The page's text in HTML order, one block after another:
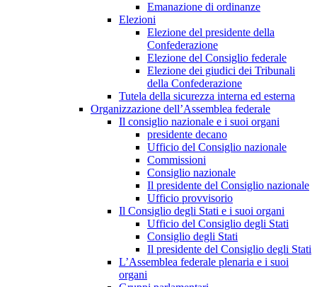
Emanazione di ordinanze
Elezioni
Elezione del presidente della
Confederazione
Elezione del Consiglio federale
Elezione dei giudici dei Tribunali
della Confederazione
Tutela della sicurezza interna ed esterna
Organizzazione dell’Assemblea federale
Il consiglio nazionale e i suoi organi
presidente decano
Ufficio del Consiglio nazionale
Commissioni
Consiglio nazionale
Il presidente del Consiglio nazionale
Ufficio provvisorio
Il Consiglio degli Stati e i suoi organi
Ufficio del Consiglio degli Stati
Consiglio degli Stati
Il presidente del Consiglio degli Stati
L’Assemblea federale plenaria e i suoi
organi